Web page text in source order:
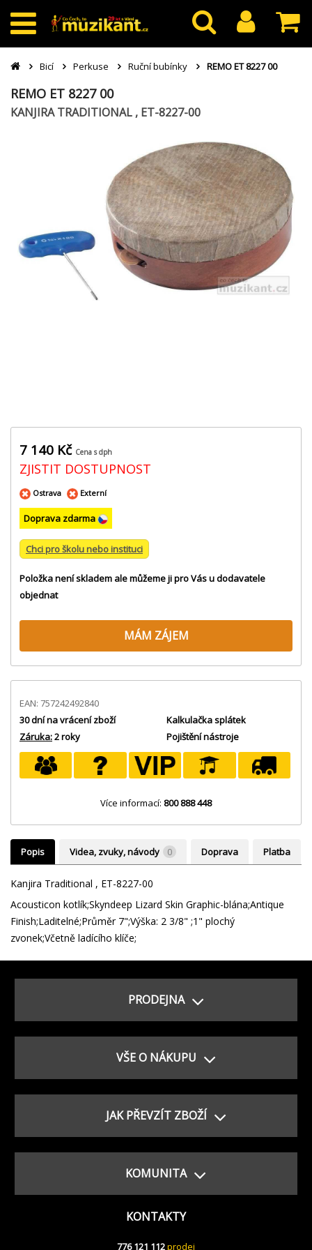
Bicí Perkuse Ruční bubínky REMO ET 8227 00
REMO ET 8227 00
KANJIRA TRADITIONAL , ET-8227-00
7 140 Kč Cena s dph
ZJISTIT DOSTUPNOST
Ostrava Externí
Doprava zdarma
Chci pro školu nebo instituci
Položka není skladem ale můžeme ji pro Vás u dodavatele
objednat
MÁM ZÁJEM
EAN: 757242492840
30 dní na vrácení zboží
Záruka:2 roky
Kalkulačka splátek
Pojištění nástroje
Více informací: 800 888 448
Popis Videa, zvuky, návody 0 Doprava Platba
Kanjira Traditional , ET-8227-00
Acousticon kotlík;Skyndeep Lizard Skin Graphic-blána;Antique
Finish;Laditelné;Průměr 7";Výška: 2 3/8" ;1" plochý
zvonek;Včetně ladícího klíče;
PRODEJNA
VŠE O NÁKUPU
JAK PŘEVZÍT ZBOŽÍ
KOMUNITA
KONTAKTY
776 121 112prodej